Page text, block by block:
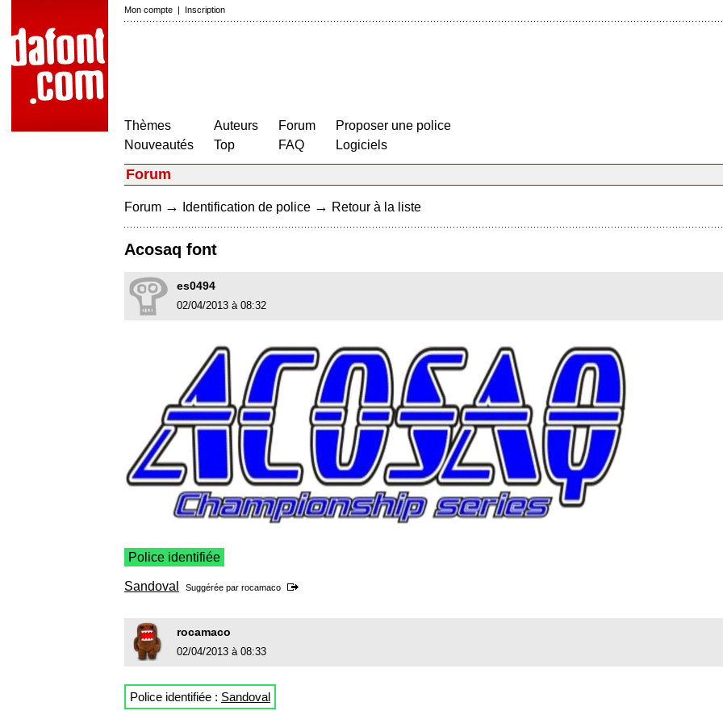
Mon compte | Inscription
Thèmes
Nouveautés
Auteurs
Top
Forum
FAQ
Proposer une police
Logiciels
Forum
Forum → Identification de police → Retour à la liste
Acosaq font
es0494
02/04/2013 à 08:32
Police identifiée
Sandoval Suggérée par rocamaco
rocamaco
02/04/2013 à 08:33
Police identifiée : Sandoval